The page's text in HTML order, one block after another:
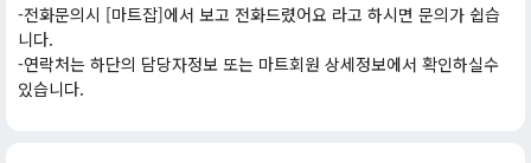
-전화문의시 [마트잡]에서 보고 전화드렸어요 라고 하시면 문의가 쉽습
니다.
-연락처는 하단의 담당자정보 또는 마트회원 상세정보에서 확인하실수
있습니다.